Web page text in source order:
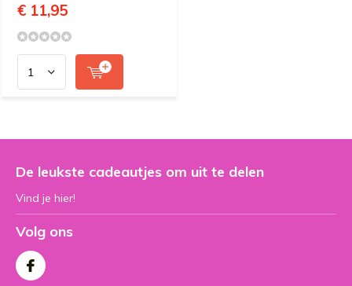
€ 11,95
De leukste cadeautjes om uit te delen
Vind je hier!
Volg ons